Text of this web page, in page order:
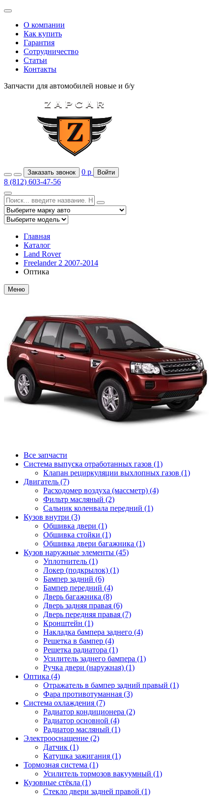
О компании
Как купить
Гарантия
Сотрудничество
Статьи
Контакты
Запчасти для автомобилей новые и б/у
Заказать звонок 0 р Войти
8 (812) 603-47-56
Главная
Каталог
Land Rover
Freelander 2 2007-2014
Оптика
Меню
Все запчасти
Система выпуска отработанных газов (1)
Клапан рециркуляции выхлопных газов (1)
Двигатель (7)
Расходомер воздуха (массметр) (4)
Фильтр масляный (2)
Сальник коленвала передний (1)
Кузов внутри (3)
Обшивка двери (1)
Обшивка стойки (1)
Обшивка двери багажника (1)
Кузов наружные элементы (45)
Уплотнитель (1)
Локер (подкрылок) (1)
Бампер задний (6)
Бампер передний (4)
Дверь багажника (8)
Дверь задняя правая (6)
Дверь передняя правая (7)
Кронштейн (1)
Накладка бампера заднего (4)
Решетка в бампер (4)
Решетка радиатора (1)
Усилитель заднего бампера (1)
Ручка двери (наружная) (1)
Оптика (4)
Отражатель в бампер задний правый (1)
Фара противотуманная (3)
Система охлаждения (7)
Радиатор кондиционера (2)
Радиатор основной (4)
Радиатор масляный (1)
Электрооснащение (2)
Датчик (1)
Катушка зажигания (1)
Тормозная система (1)
Усилитель тормозов вакуумный (1)
Кузовные стёкла (1)
Стекло двери задней правой (1)